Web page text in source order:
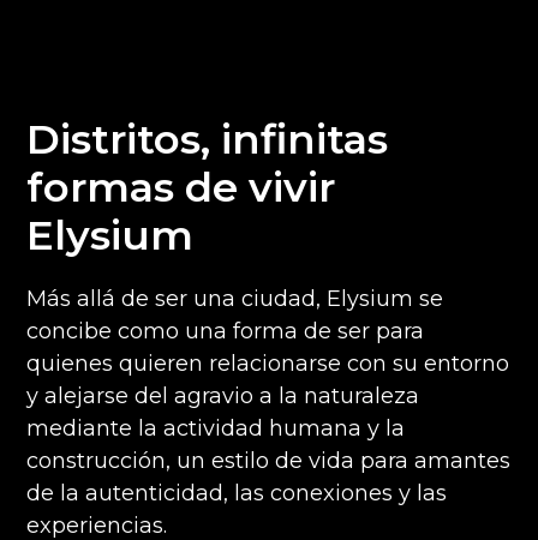
Distritos, infinitas
formas de vivir
Elysium
Más allá de ser una ciudad, Elysium se
concibe como una forma de ser para
quienes quieren relacionarse con su entorno
y alejarse del agravio a la naturaleza
mediante la actividad humana y la
construcción, un estilo de vida para amantes
de la autenticidad, las conexiones y las
experiencias.